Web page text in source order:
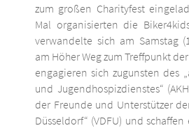
zum großen Charityfest
Mal organisierten die
verwandelte sich am Samstag
am Höher Weg zum Treffpunkt
engagieren sich zugunsten des
und Jugendhospizdienstes“
der Freunde und Unterstützer
Düsseldorf“ (VDFU) und